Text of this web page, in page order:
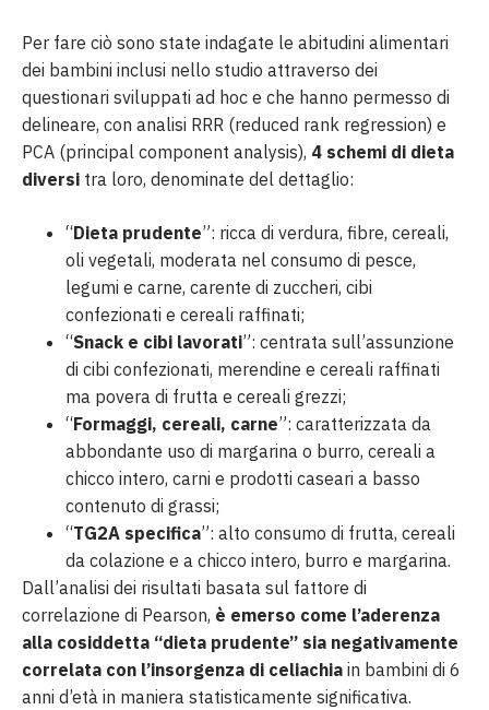
Per fare ciò sono state indagate le abitudini alimentari
dei bambini inclusi nello studio attraverso dei
questionari sviluppati ad hoc e che hanno permesso di
delineare, con analisi RRR (reduced rank regression) e
PCA (principal component analysis), 4 schemi di dieta
diversi tra loro, denominate del dettaglio:
“Dieta prudente”: ricca di verdura, fibre, cereali,
oli vegetali, moderata nel consumo di pesce,
legumi e carne, carente di zuccheri, cibi
confezionati e cereali raffinati;
“Snack e cibi lavorati”: centrata sull’assunzione
di cibi confezionati, merendine e cereali raffinati
ma povera di frutta e cereali grezzi;
“Formaggi, cereali, carne”: caratterizzata da
abbondante uso di margarina o burro, cereali a
chicco intero, carni e prodotti caseari a basso
contenuto di grassi;
“TG2A specifica”: alto consumo di frutta, cereali
da colazione e a chicco intero, burro e margarina.
Dall’analisi dei risultati basata sul fattore di
correlazione di Pearson, è emerso come l’aderenza
alla cosiddetta “dieta prudente” sia negativamente
correlata con l’insorgenza di celiachia in bambini di 6
anni d’età in maniera statisticamente significativa.